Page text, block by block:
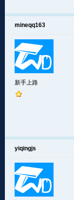
mineqq163
新手上路
yiqingjs